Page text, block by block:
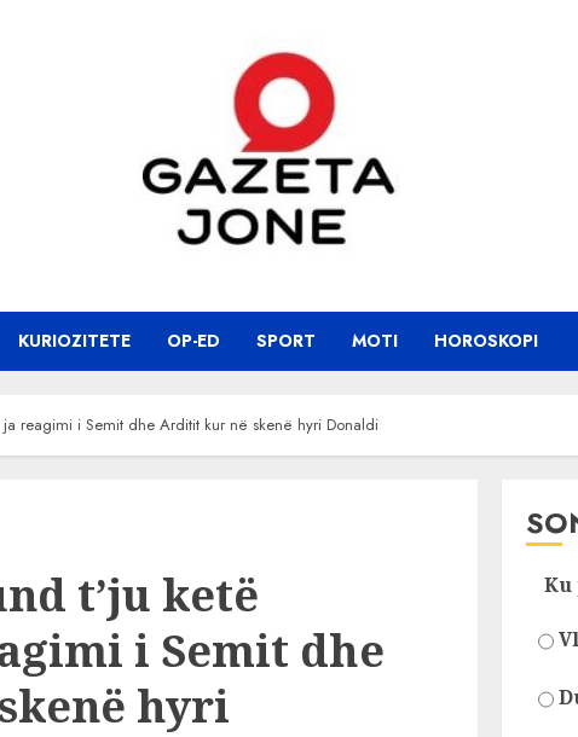
KURIOZITETE OP-ED SPORT MOTI HOROSKOPI
reagimi i Semit dhe Arditit kur në skenë hyri Donaldi
t’ju ketë
i Semit dhe
hyri
Ku